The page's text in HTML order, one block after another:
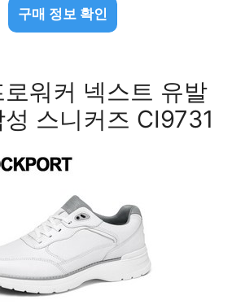
구매 정보 확인
워커 넥스트 유발
스니커즈 CI9731